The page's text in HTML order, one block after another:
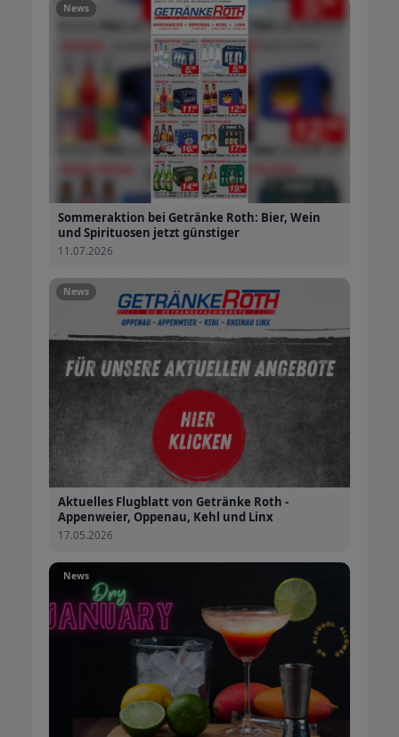
News
Sommeraktion bei Getränke Roth: Bier, Wein
und Spirituosen jetzt günstiger
11.07.2026
News
Aktuelles Flugblatt von Getränke Roth -
Appenweier, Oppenau, Kehl und Linx
17.05.2026
News